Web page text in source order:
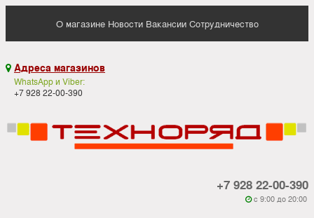
О магазине Новости Вакансии Сотрудничество
 Адреса магазинов
WhatsApp и Viber:
+7 928 22-00-390
+7 928 22-00-390
 c 9:00 до 20:00